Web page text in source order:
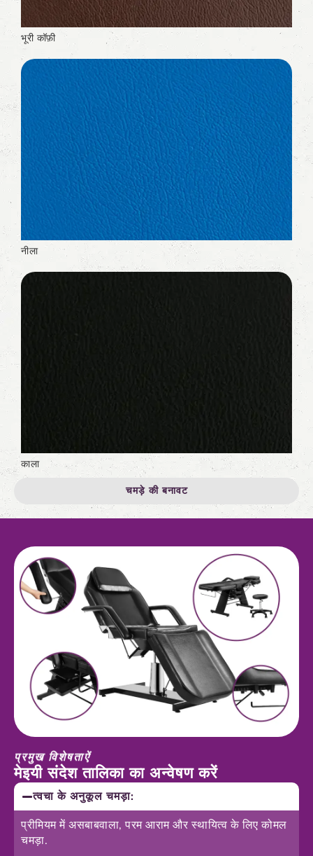
भूरी कॉफ़ी
नीला
काला
चमड़े की बनावट
प्रमुख विशेषताऐं
मेइयी संदेश तालिका का अन्वेषण करें
त्वचा के अनुकूल चमड़ा:
प्रीमियम में असबाबवाला, परम आराम और स्थायित्व के लिए कोमल
चमड़ा.